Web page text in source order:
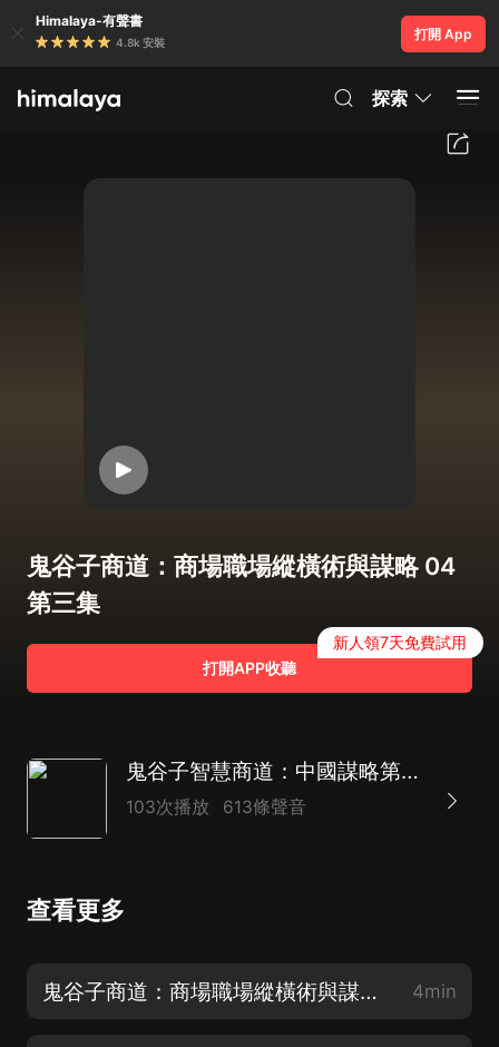
Himalaya-有聲書
4.8k 安裝
打開 App
探索
鬼谷子商道：商場職場縱橫術與謀略 04
第三集
打開APP收聽
新人領7天免費試用
鬼谷子智慧商道：中國謀略第一書 商場職場縱橫術 | 鬼谷子的局 | 智慧化身 縱橫捭闔祖師
103次播放 613條聲音
查看更多
鬼谷子商道：商場職場縱橫術與謀略 01 片花 4min